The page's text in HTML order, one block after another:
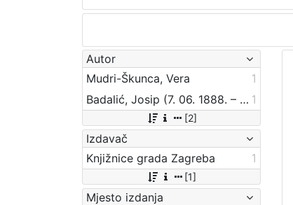
Autor
Mudri-Škunca, Vera
1
Badalić, Josip (7. 06. 1888. – 11. 08. 1985.) 1
[2]
Izdavač
Knjižnice grada Zagreba
1
[1]
Mjesto izdanja